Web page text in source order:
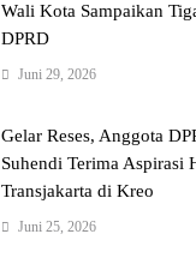
Wali Kota Sampaikan
DPRD
Juni 29, 2026
Gelar Reses, Anggota
Suhendi Terima Aspirasi
Transjakarta di Kreo
Juni 25, 2026